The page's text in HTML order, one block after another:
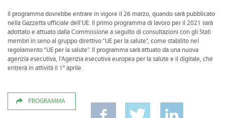
Il programma dovrebbe entrare in vigore il 26 marzo, quando sarà pubblicato
nella Gazzetta ufficiale dell’UE. Il primo programma di lavoro per il 2021 sarà
adottato e attuato dalla Commissione a seguito di consultazioni con gli Stati
membri in seno al gruppo direttivo “UE per la salute”, come stabilito nel
regolamento “UE per la salute”. Il programma sarà attuato da una nuova
agenzia esecutiva, l’Agenzia esecutiva europea per la salute e il digitale, che
entrerà in attività il 1° aprile.
PROGRAMMA